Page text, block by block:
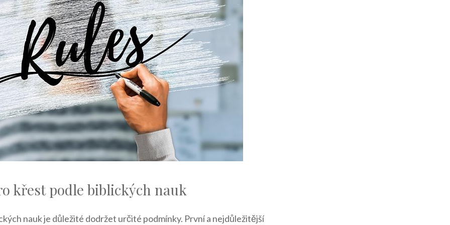
křest podle biblických nauk
nauk je důležité dodržet určité podmínky. První a nejdůležitější